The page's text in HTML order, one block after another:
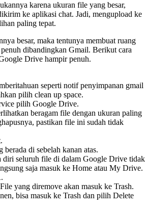
karena ukuran file yang besar,
ke aplikasi chat. Jadi, mengupload ke
paling tepat.
besar, maka tentunya membuat ruang
dibandingkan Gmail. Berikut cara
Drive hampir penuh.
seperti notif penyimpanan gmail
pilih clean up space.
pilih Google Drive.
beragam file dengan ukuran paling
pastikan file ini sudah tidak
di sebelah kanan atas.
diri seluruh file di dalam Google Drive tidak
saja masuk ke Home atau My Drive.
yang diremove akan masuk ke Trash.
bisa masuk ke Trash dan pilih Delete